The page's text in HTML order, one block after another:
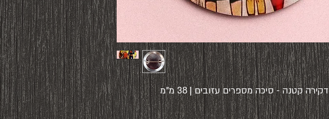
דקירה קטנה - סיכה מספרים עזובים | 38 מ"מ